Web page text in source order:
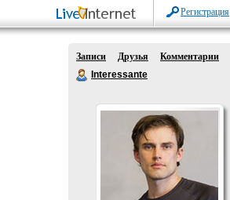
Регистрация
Записи Друзья
Комментарии
Interessante